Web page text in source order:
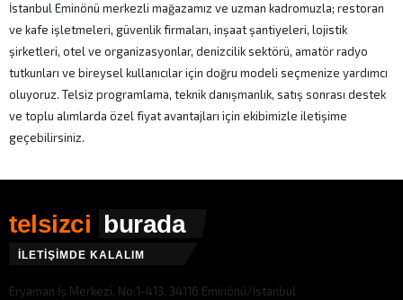
İstanbul Eminönü merkezli mağazamız ve uzman kadromuzla; restoran
ve kafe işletmeleri, güvenlik firmaları, inşaat şantiyeleri, lojistik
şirketleri, otel ve organizasyonlar, denizcilik sektörü, amatör radyo
tutkunları ve bireysel kullanıcılar için doğru modeli seçmenize yardımcı
oluyoruz. Telsiz programlama, teknik danışmanlık, satış sonrası destek
ve toplu alımlarda özel fiyat avantajları için ekibimizle iletişime
geçebilirsiniz.
telsizci burada
İLETİŞİMDE KALALIM
Eryaman İş Merkezi, No:1-413, 34116 Eminönü/İstanbul